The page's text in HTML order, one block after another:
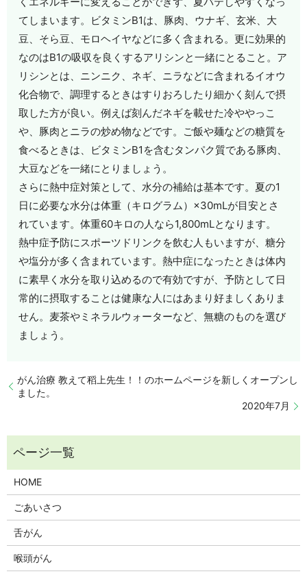
てしまいます。ビタミンB1は、豚肉、ウナギ、玄米、大
豆、そら豆、モロヘイヤなどに多く含まれる。更に効果的
なのはB1の吸収を良くするアリシンと一緒にとること。ア
リシンとは、ニンニク、ネギ、ニラなどに含まれるイオウ
化合物で、調理するときはすりおろしたり細かく刻んで摂
取した方が良い。例えば刻んだネギを載せた冷ややっこ
や、豚肉とニラの炒め物などです。ご飯や麺などの糖質を
食べるときは、ビタミンB1を含むタンパク質である豚肉、
大豆などを一緒にとりましょう。
さらに熱中症対策として、水分の補給は基本です。夏の1
日に必要な水分は体重（キログラム）×30mLが目安とさ
れています。体重60キロの人なら1,800mLとなります。
熱中症予防にスポーツドリンクを飲む人もいますが、糖分
や塩分が多く含まれています。熱中症になったときは体内
に素早く水分を取り込めるので有効ですが、予防として日
常的に摂取することは健康な人にはあまり好ましくありま
せん。麦茶やミネラルウォーターなど、無糖のものを選び
ましょう。
がん治療 教えて稻上先生！！のホームページを新しくオープンし
ました。
2020年7月
HOME
ごあいさつ
舌がん
喉頭がん